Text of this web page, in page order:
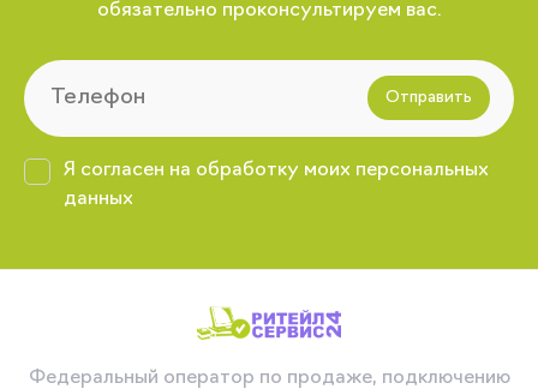
обязательно проконсультируем вас.
Отправить
Я согласен на обработку моих персональных
данных
Федеральный оператор по продаже, подключению